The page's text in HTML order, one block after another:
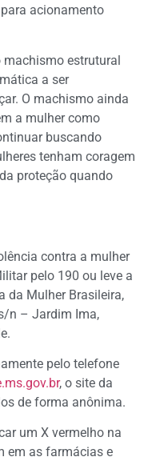
acionamento
machismo estrutural
a ser
O machismo ainda
a mulher como
buscando
tenham coragem
proteção quando
contra a mulher
pelo 190 ou leve a
da Mulher Brasileira,
n – Jardim Ima,
pelo telefone
, o site da
de forma anônima.
um X vermelho na
em as farmácias e